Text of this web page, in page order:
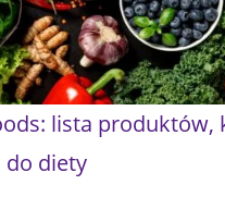
lista produktów,
do diety